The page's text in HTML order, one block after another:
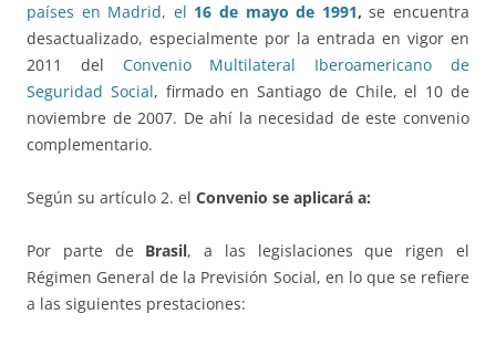
países en Madrid, el 16 de mayo de 1991, se encuentra
desactualizado, especialmente por la entrada en vigor en
2011 del Convenio Multilateral Iberoamericano de
Seguridad Social, firmado en Santiago de Chile, el 10 de
noviembre de 2007. De ahí la necesidad de este convenio
complementario.
Según su artículo 2. el Convenio se aplicará a:
Por parte de Brasil, a las legislaciones que rigen el
Régimen General de la Previsión Social, en lo que se refiere
a las siguientes prestaciones: